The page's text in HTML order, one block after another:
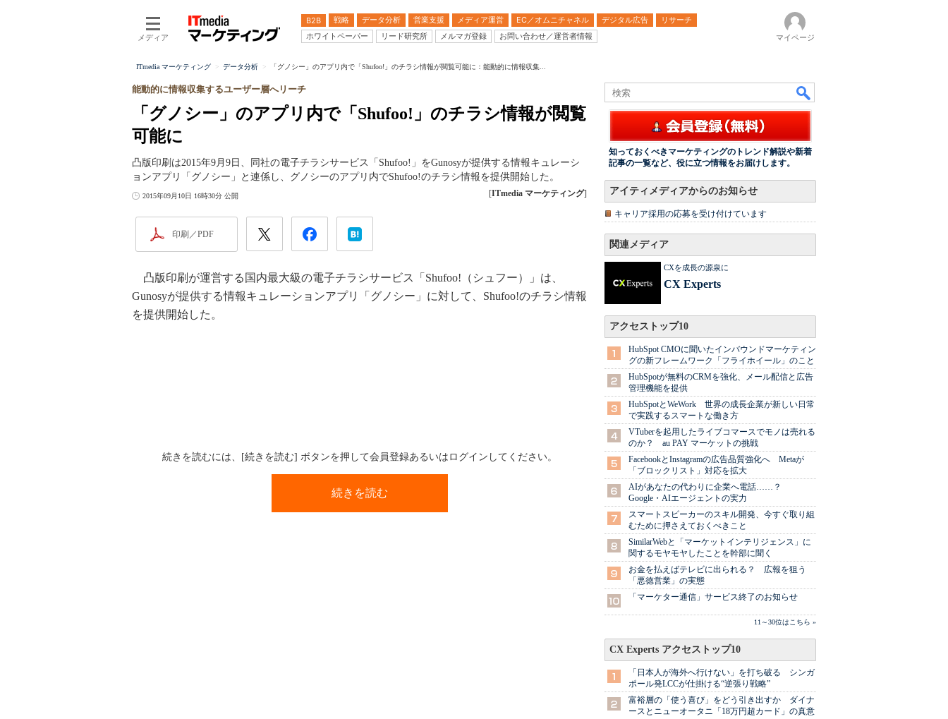
メディア
B2B 戦略 データ分析 営業支援 メディア運営 EC／オムニチャネル デジタル広告
リサーチ
ホワイトペーパー
リード研究所 メルマガ登録 お問い合わせ／運営者情報 マイページ
ITmedia マーケティング データ分析 「グノシー」のアプリ内で「Shufoo!」のチラシ情報が閲覧可能に：能動的に情報収集...
「グノシー」のアプリ内で「Shufoo!」のチラシ情報が閲覧
可能に
能動的に情報収集するユーザー層へリーチ
凸版印刷は2015年9月9日、同社の電子チラシサービス「Shufoo!」をGunosyが提供する情報キュレーシ
ョンアプリ「グノシー」と連係し、グノシーのアプリ内でShufoo!のチラシ情報を提供開始した。
2015年09月10日 16時30分 公開 [ITmedia マーケティング]
印刷／PDF
凸版印刷が運営する国内最大級の電子チラシサービス「Shufoo!（シュフー）」は、
Gunosyが提供する情報キュレーションアプリ「グノシー」に対して、Shufoo!のチラシ情報
を提供開始した。
続きを読むには、[続きを読む] ボタンを押して会員登録あるいはログインしてください。
続きを読む
知っておくべきマーケティングのトレンド解説や新着
記事の一覧など、役に立つ情報をお届けします。
アイティメディアからのお知らせ
キャリア採用の応募を受け付けています
関連メディア
CXを成長の源泉に
CX Experts
アクセストップ10
HubSpot CMOに聞いたインバウンドマーケティン
グの新フレームワーク「フライホイール」のこと
HubSpotが無料のCRMを強化、メール配信と広告
管理機能を提供
HubSpotとWeWork 世界の成長企業が新しい日常
で実践するスマートな働き方
VTuberを起用したライブコマースでモノは売れる
のか？ au PAY マーケットの挑戦
FacebookとInstagramの広告品質強化へ Metaが
「ブロックリスト」対応を拡大
AIがあなたの代わりに企業へ電話……？
Google・AIエージェントの実力
スマートスピーカーのスキル開発、今すぐ取り組
むために押さえておくべきこと
SimilarWebと「マーケットインテリジェンス」に
関するモヤモヤしたことを幹部に聞く
お金を払えばテレビに出られる？ 広報を狙う
「悪徳営業」の実態
「マーケター通信」サービス終了のお知らせ
11～30位はこちら »
CX Experts アクセストップ10
「日本人が海外へ行けない」を打ち破る シンガ
ポール発LCCが仕掛ける“逆張り戦略”
富裕層の「使う喜び」をどう引き出すか ダイナ
ースとニューオータニ「18万円超カード」の真意